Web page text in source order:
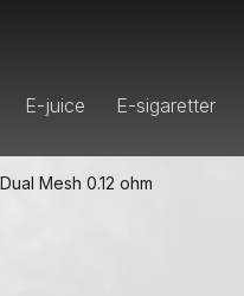
E-juice E-sigaretter
Dual Mesh 0.12 ohm